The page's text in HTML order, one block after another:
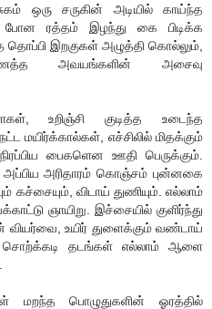
ஒரு சருகின் அடியில் காய்ந்த
போன ரத்தம் இழந்து கை பிடிக்க
இறகுகள் அழுத்தி கொல்லும்,
அவயங்களின் அசைவு
உறிஞ்சி குடித்த உடைந்த
மயிர்க்கால்கள், எச்சிலில் மிதக்கும்
பைகளென ஊதி பெருக்கும்.
அரிதாரம் கொஞ்சம் புன்னகை
கச்சையும், விடாய் துணியும். எல்லாம்
ஞாயிறு. இச்சையில் குளிர்ந்து
வியர்வை, உயிர் துளைக்கும் வண்டாய்
சொற்க்கடி தடங்கள் எல்லாம் ஆளை
பொழுதுகளின் ஓரத்தில்